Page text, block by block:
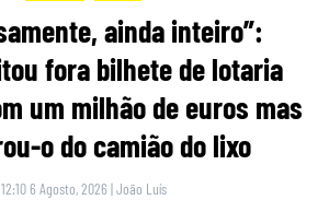
ainda inteiro”:
fora bilhete de lotaria
um milhão de euros mas
o do camião do lixo
12:10 6 Agosto, 2026 |João Luís